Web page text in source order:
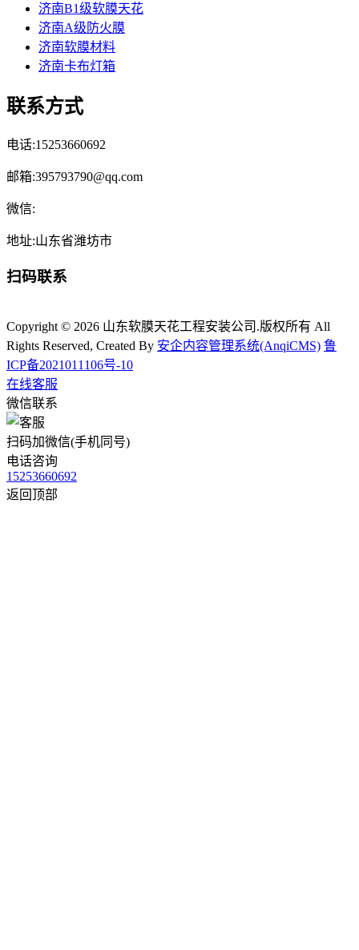
济南B1级软膜天花
济南A级防火膜
济南软膜材料
济南卡布灯箱
联系方式
电话:15253660692
邮箱:395793790@qq.com
微信:
地址:山东省潍坊市
扫码联系
Copyright © 2026 山东软膜天花工程安装公司.版权所有 All
Rights Reserved, Created By 安企内容管理系统(AnqiCMS) 鲁
ICP备2021011106号-10
在线客服
微信联系
扫码加微信(手机同号)
电话咨询
15253660692
返回顶部